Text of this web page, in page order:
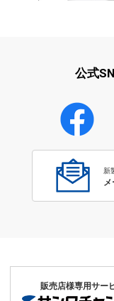
学校教育のICT環境
公式
新
販売店様専用サー